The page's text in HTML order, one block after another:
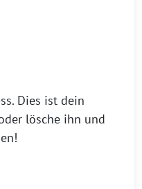
Dies ist dein
lösche ihn und